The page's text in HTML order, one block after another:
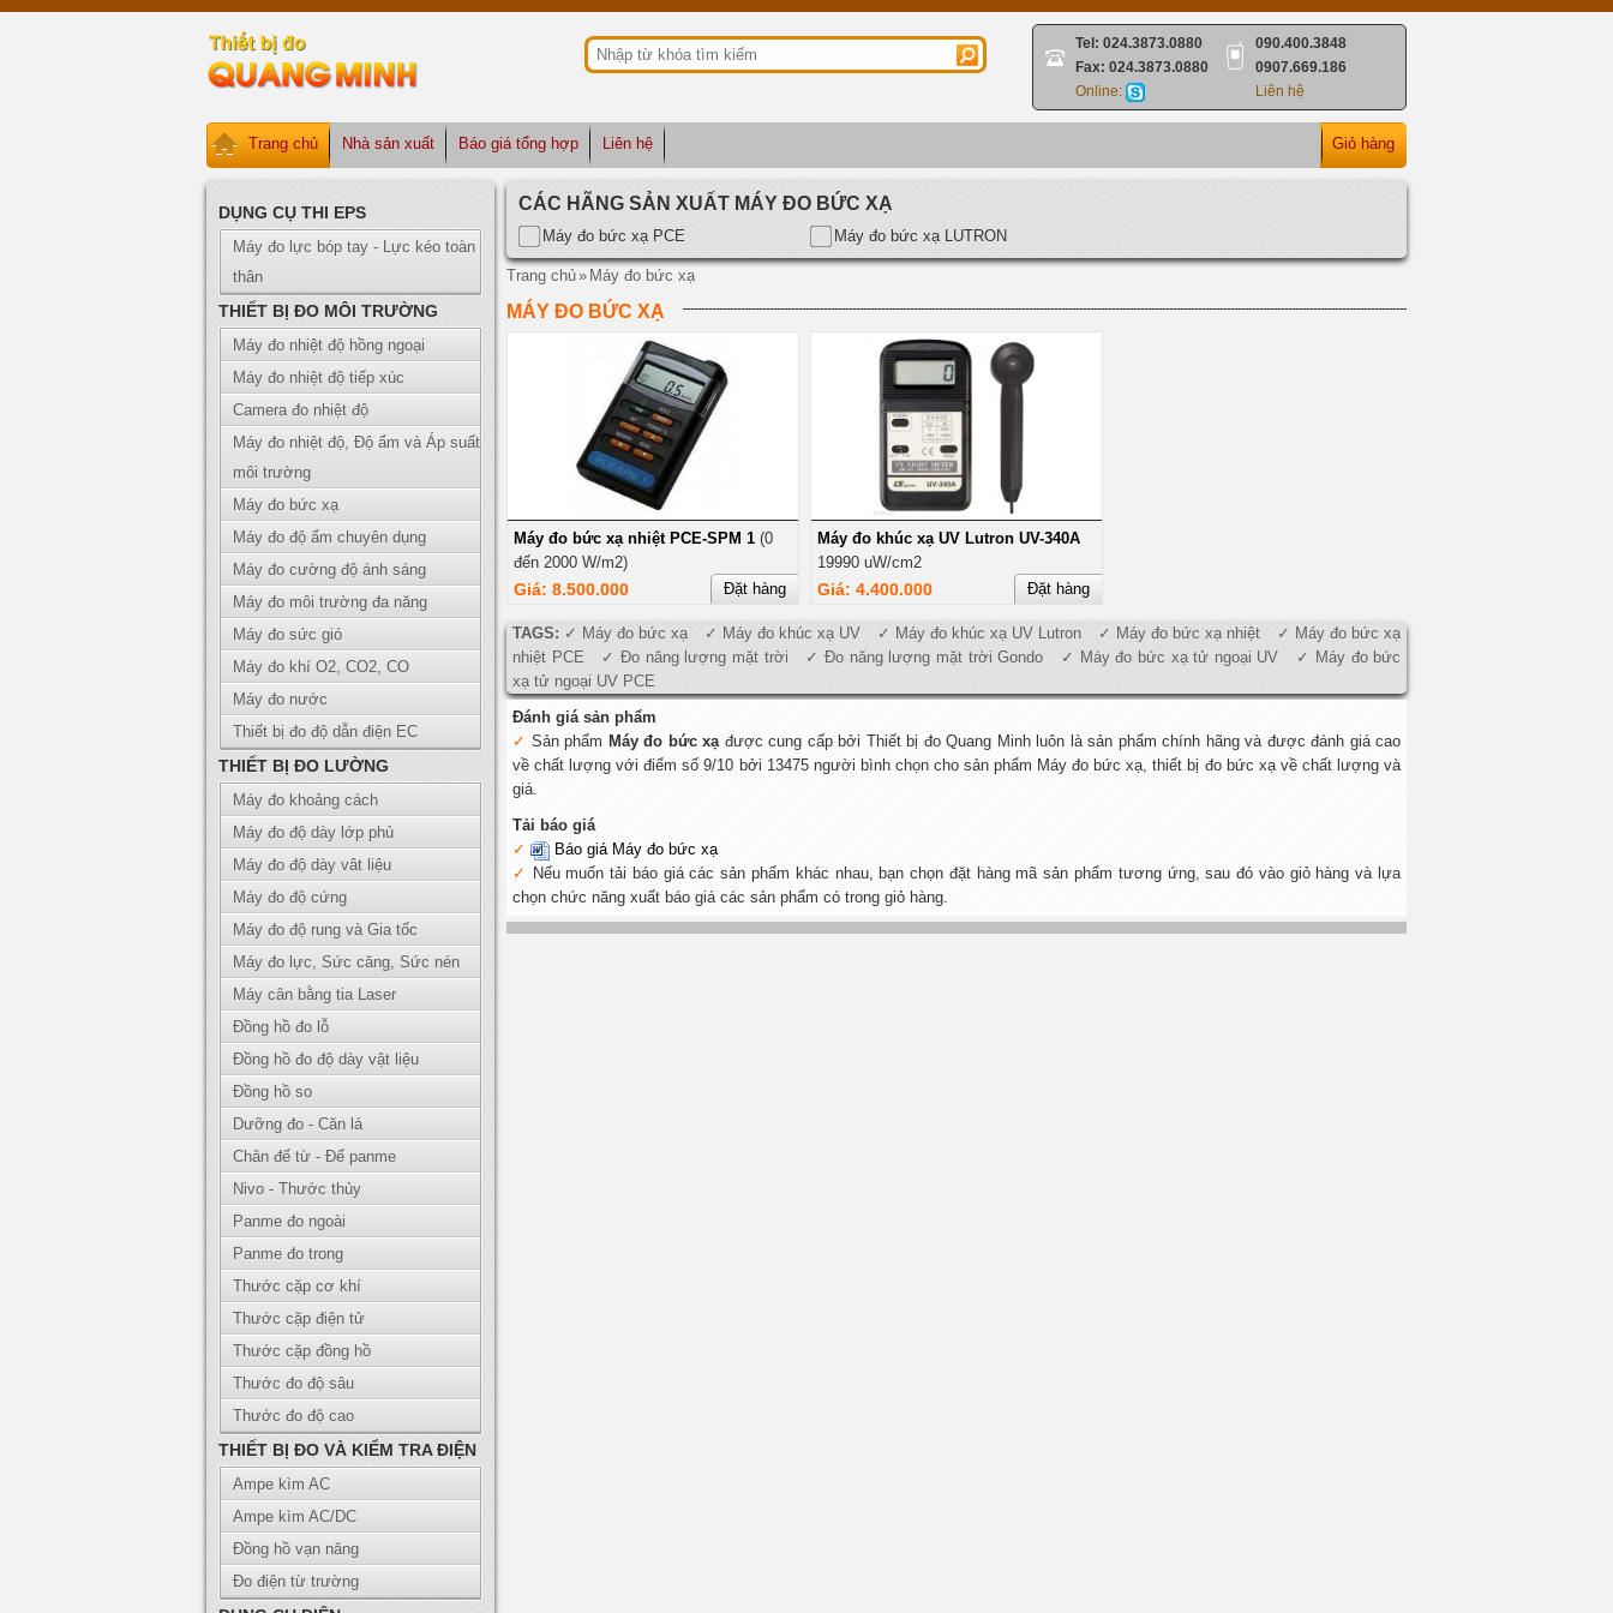
Tel: 024.3873.0880
Fax: 024.3873.0880
090.400.3848
0907.669.186
Online:
Liên hệ
Trang chủ Nhà sản xuất Báo giá tổng hợp Liên hệ Giỏ hàng
DỤNG CỤ THI EPS
Máy đo lực bóp tay - Lực kéo toàn
thân
THIẾT BỊ ĐO MÔI TRƯỜNG
Máy đo nhiệt độ hồng ngoại
Máy đo nhiệt độ tiếp xúc
Camera đo nhiệt độ
Máy đo nhiệt độ, Độ ẩm và Áp suất
môi trường
Máy đo bức xạ
Máy đo độ ẩm chuyên dụng
Máy đo cường độ ánh sáng
Máy đo môi trường đa năng
Máy đo sức gió
Máy đo khí O2, CO2, CO
Máy đo nước
Thiết bị đo độ dẫn điện EC
THIẾT BỊ ĐO LƯỜNG
Máy đo khoảng cách
Máy đo độ dày lớp phủ
Máy đo độ dày vât liệu
Máy đo độ cứng
Máy đo độ rung và Gia tốc
Máy đo lực, Sức căng, Sức nén
Máy cân bằng tia Laser
Đồng hồ đo lỗ
Đồng hồ đo độ dày vật liệu
Đồng hồ so
Dưỡng đo - Căn lá
Chân đế từ - Đế panme
Nivo - Thước thủy
Panme đo ngoài
Panme đo trong
Thước cặp cơ khí
Thước cặp điện tử
Thước cặp đồng hồ
Thước đo độ sâu
Thước đo độ cao
THIẾT BỊ ĐO VÀ KIỂM TRA ĐIỆN
Ampe kìm AC
Ampe kìm AC/DC
Đồng hồ vạn năng
Đo điện từ trường
CÁC HÃNG SẢN XUẤT MÁY ĐO BỨC XẠ
Máy đo bức xạ PCE Máy đo bức xạ LUTRON
Trang chủ» Máy đo bức xạ
MÁY ĐO BỨC XẠ
Máy đo bức xạ nhiệt PCE-SPM 1 (0
đến 2000 W/m2)
Giá: 8.500.000 Đặt hàng
Máy đo khúc xạ UV Lutron UV-340A
19990 uW/cm2
Giá: 4.400.000 Đặt hàng
TAGS: Máy đo bức xạ Máy đo khúc xạ UV Máy đo khúc xạ UV Lutron Máy đo bức xạ nhiệt
Máy đo bức xạ
nhiệt PCE
Đo năng lượng mặt trời Đo năng lượng mặt trời Gondo Máy đo bức xạ tử ngoại UV
Máy đo bức
xạ tử ngoại UV PCE
Đánh giá sản phẩm
Sản phẩm Máy đo bức xạđược cung cấp bởi Thiết bị đo Quang Minh luôn là sản phẩm chính hãng và được đánh giá cao
về chất lượng với điểm số 9/10 bởi 13475 người bình chọn cho sản phẩm Máy đo bức xạ, thiết bị đo bức xạ về chất lượng và
giá.
Tải báo giá
Báo giá Máy đo bức xạ
Nếu muốn tải báo giá các sản phẩm khác nhau, bạn chọn đặt hàng mã sản phẩm tương ứng, sau đó vào giỏ hàng và lựa
chọn chức năng xuất báo giá các sản phẩm có trong giỏ hàng.